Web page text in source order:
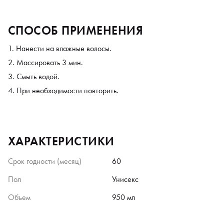
СПОСОБ ПРИМЕНЕНИЯ
Нанести на влажные волосы.
Массировать 3 мин.
Смыть водой.
При необходимости повторить.
ХАРАКТЕРИСТИКИ
Срок годности (месяц)
60
Пол
Унисекс
Объем
950 мл